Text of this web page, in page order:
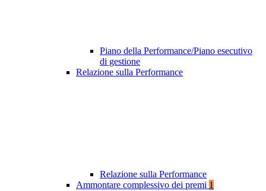
Piano della Performance/Piano esecutivo
di gestione
Relazione sulla Performance
Relazione sulla Performance
Ammontare complessivo dei premi 1